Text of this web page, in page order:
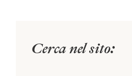
Cerca nel sito: